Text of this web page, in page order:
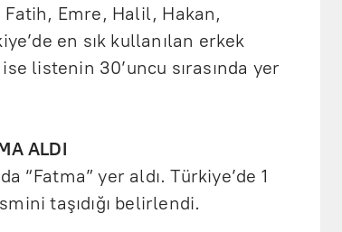
Emre, Halil, Hakan,
en sık kullanılan erkek
listenin 30’uncu sırasında yer
ALDI
“Fatma” yer aldı. Türkiye’de 1
taşıdığı belirlendi.